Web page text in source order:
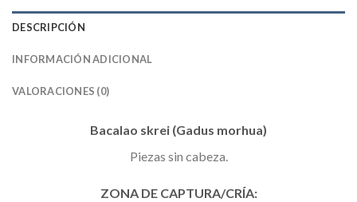
DESCRIPCIÓN
INFORMACIÓN ADICIONAL
VALORACIONES (0)
Bacalao skrei (Gadus morhua)
Piezas sin cabeza.
ZONA DE CAPTURA/CRÍA: